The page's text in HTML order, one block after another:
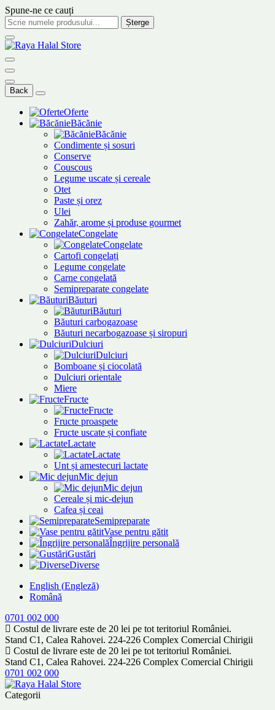
Spune-ne ce cauți
Șterge
Back
Oferte
Băcănie
Băcănie
Condimente și sosuri
Conserve
Couscous
Legume uscate și cereale
Otet
Paste și orez
Ulei
Zahăr, arome și produse gourmet
Congelate
Congelate
Cartofi congelați
Legume congelate
Carne congelată
Semipreparate congelate
Băuturi
Băuturi
Băuturi carbogazoase
Băuturi necarbogazoase și siropuri
Dulciuri
Dulciuri
Bomboane și ciocolată
Dulciuri orientale
Miere
Fructe
Fructe
Fructe proaspete
Fructe uscate și confiate
Lactate
Lactate
Unt și amestecuri lactate
Mic dejun
Mic dejun
Cereale și mic-dejun
Cafea și ceai
Semipreparate
Vase pentru gătit
Îngrijire personală
Gustări
Diverse
English (Engleză)
Română
0701 002 000
Costul de livrare este de 20 lei pe tot teritoriul României.
Stand C1, Calea Rahovei. 224-226 Complex Comercial Chirigii
Costul de livrare este de 20 lei pe tot teritoriul României.
Stand C1, Calea Rahovei. 224-226 Complex Comercial Chirigii
0701 002 000
Categorii